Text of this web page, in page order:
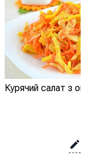
Курячий салат з